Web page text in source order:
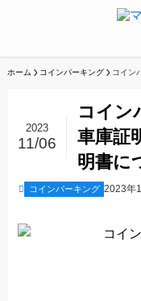
ホーム コインパーキング コイン
コイン
車庫証
明書に
2023
11/06
コインパーキング 2023年